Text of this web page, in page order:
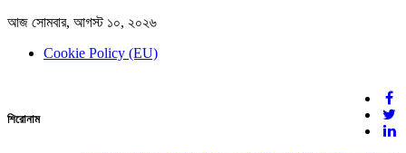
আজ সোমবার, আগস্ট ১০, ২০২৬
Cookie Policy (EU)
দেশের খবর
যুক্ত থাকুন দেশের সঙ্গে
শিরোনাম